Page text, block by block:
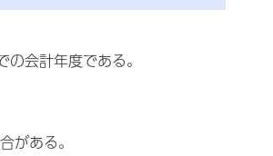
会計年度である。
がある。